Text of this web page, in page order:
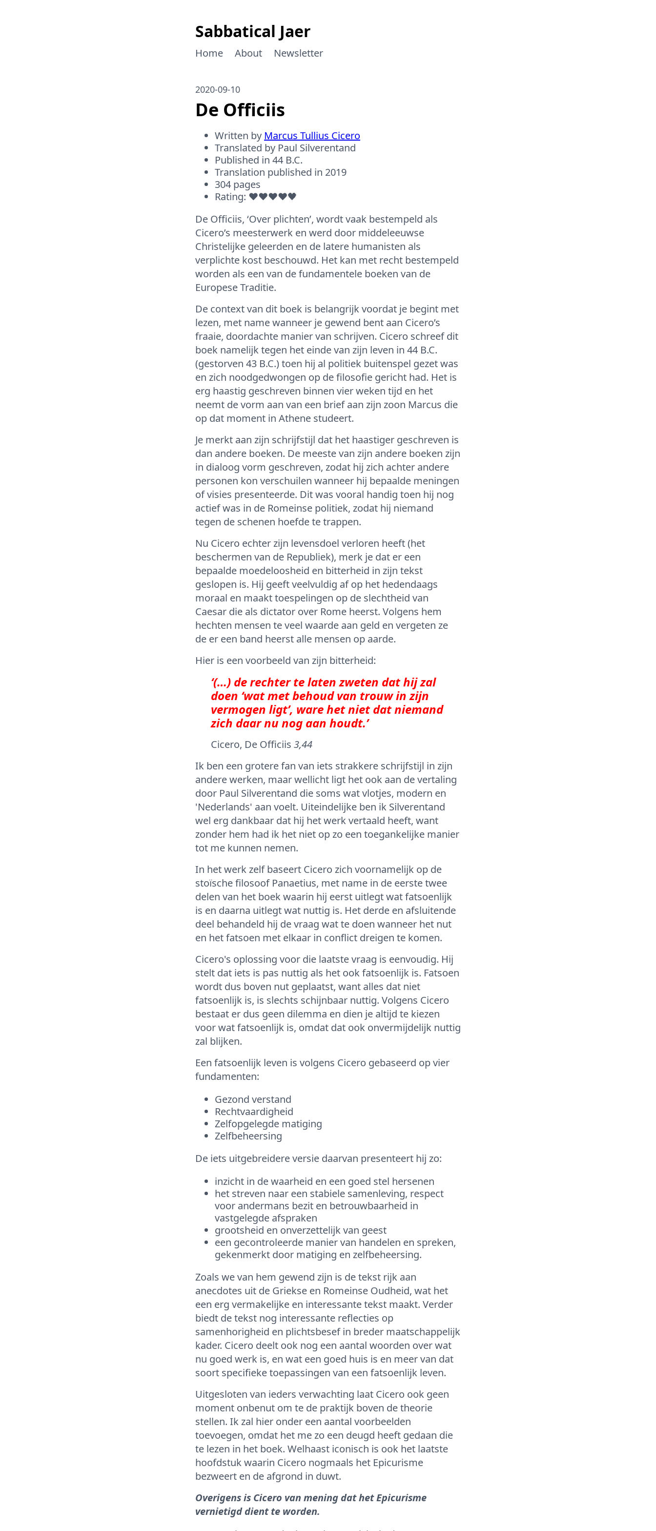
Sabbatical Jaer
Home About Newsletter
2020-09-10
De Officiis
Written by Marcus Tullius Cicero
Translated by Paul Silverentand
Published in 44 B.C.
Translation published in 2019
304 pages
Rating: ❤️❤️❤️❤️🖤
De Officiis, ‘Over plichten’, wordt vaak bestempeld als
Cicero’s meesterwerk en werd door middeleeuwse
Christelijke geleerden en de latere humanisten als
verplichte kost beschouwd. Het kan met recht bestempeld
worden als een van de fundamentele boeken van de
Europese Traditie.
De context van dit boek is belangrijk voordat je begint met
lezen, met name wanneer je gewend bent aan Cicero’s
fraaie, doordachte manier van schrijven. Cicero schreef dit
boek namelijk tegen het einde van zijn leven in 44 B.C.
(gestorven 43 B.C.) toen hij al politiek buitenspel gezet was
en zich noodgedwongen op de filosofie gericht had. Het is
erg haastig geschreven binnen vier weken tijd en het
neemt de vorm aan van een brief aan zijn zoon Marcus die
op dat moment in Athene studeert.
Je merkt aan zijn schrijfstijl dat het haastiger geschreven is
dan andere boeken. De meeste van zijn andere boeken zijn
in dialoog vorm geschreven, zodat hij zich achter andere
personen kon verschuilen wanneer hij bepaalde meningen
of visies presenteerde. Dit was vooral handig toen hij nog
actief was in de Romeinse politiek, zodat hij niemand
tegen de schenen hoefde te trappen.
Nu Cicero echter zijn levensdoel verloren heeft (het
beschermen van de Republiek), merk je dat er een
bepaalde moedeloosheid en bitterheid in zijn tekst
geslopen is. Hij geeft veelvuldig af op het hedendaags
moraal en maakt toespelingen op de slechtheid van
Caesar die als dictator over Rome heerst. Volgens hem
hechten mensen te veel waarde aan geld en vergeten ze
de er een band heerst alle mensen op aarde.
Hier is een voorbeeld van zijn bitterheid:
‘(…) de rechter te laten zweten dat hij zal
doen ‘wat met behoud van trouw in zijn
vermogen ligt’, ware het niet dat niemand
zich daar nu nog aan houdt.’
Cicero, De Officiis 3,44
Ik ben een grotere fan van iets strakkere schrijfstijl in zijn
andere werken, maar wellicht ligt het ook aan de vertaling
door Paul Silverentand die soms wat vlotjes, modern en
'Nederlands' aan voelt. Uiteindelijke ben ik Silverentand
wel erg dankbaar dat hij het werk vertaald heeft, want
zonder hem had ik het niet op zo een toegankelijke manier
tot me kunnen nemen.
In het werk zelf baseert Cicero zich voornamelijk op de
stoïsche filosoof Panaetius, met name in de eerste twee
delen van het boek waarin hij eerst uitlegt wat fatsoenlijk
is en daarna uitlegt wat nuttig is. Het derde en afsluitende
deel behandeld hij de vraag wat te doen wanneer het nut
en het fatsoen met elkaar in conflict dreigen te komen.
Cicero's oplossing voor die laatste vraag is eenvoudig. Hij
stelt dat iets is pas nuttig als het ook fatsoenlijk is. Fatsoen
wordt dus boven nut geplaatst, want alles dat niet
fatsoenlijk is, is slechts schijnbaar nuttig. Volgens Cicero
bestaat er dus geen dilemma en dien je altijd te kiezen
voor wat fatsoenlijk is, omdat dat ook onvermijdelijk nuttig
zal blijken.
Een fatsoenlijk leven is volgens Cicero gebaseerd op vier
fundamenten:
Gezond verstand
Rechtvaardigheid
Zelfopgelegde matiging
Zelfbeheersing
De iets uitgebreidere versie daarvan presenteert hij zo:
inzicht in de waarheid en een goed stel hersenen
het streven naar een stabiele samenleving, respect
voor andermans bezit en betrouwbaarheid in
vastgelegde afspraken
grootsheid en onverzettelijk van geest
een gecontroleerde manier van handelen en spreken,
gekenmerkt door matiging en zelfbeheersing.
Zoals we van hem gewend zijn is de tekst rijk aan
anecdotes uit de Griekse en Romeinse Oudheid, wat het
een erg vermakelijke en interessante tekst maakt. Verder
biedt de tekst nog interessante reflecties op
samenhorigheid en plichtsbesef in breder maatschappelijk
kader. Cicero deelt ook nog een aantal woorden over wat
nu goed werk is, en wat een goed huis is en meer van dat
soort specifieke toepassingen van een fatsoenlijk leven.
Uitgesloten van ieders verwachting laat Cicero ook geen
moment onbenut om te de praktijk boven de theorie
stellen. Ik zal hier onder een aantal voorbeelden
toevoegen, omdat het me zo een deugd heeft gedaan die
te lezen in het boek. Welhaast iconisch is ook het laatste
hoofdstuk waarin Cicero nogmaals het Epicurisme
bezweert en de afgrond in duwt.
Overigens is Cicero van mening dat het Epicurisme
vernietigd dient te worden.